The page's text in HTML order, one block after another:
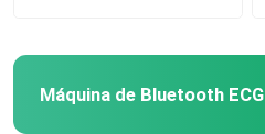
Máquina de Bluetooth ECG